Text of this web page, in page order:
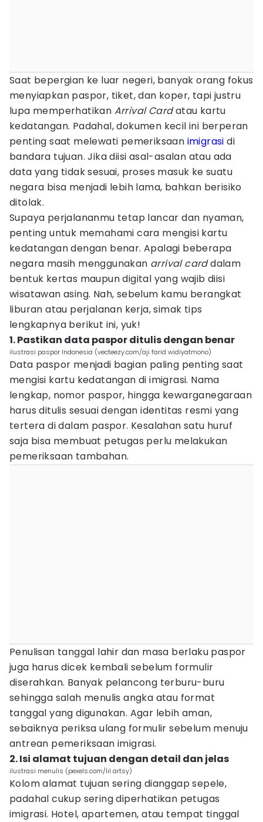
Saat bepergian ke luar negeri, banyak orang fokus
menyiapkan paspor, tiket, dan koper, tapi justru
lupa memperhatikan Arrival Cardatau kartu
kedatangan. Padahal, dokumen kecil ini berperan
penting saat melewati pemeriksaan imigrasi di
bandara tujuan. Jika diisi asal-asalan atau ada
data yang tidak sesuai, proses masuk ke suatu
negara bisa menjadi lebih lama, bahkan berisiko
ditolak.
Supaya perjalananmu tetap lancar dan nyaman,
penting untuk memahami cara mengisi kartu
kedatangan dengan benar. Apalagi beberapa
negara masih menggunakan arrival carddalam
bentuk kertas maupun digital yang wajib diisi
wisatawan asing. Nah, sebelum kamu berangkat
liburan atau perjalanan kerja, simak tips
lengkapnya berikut ini, yuk!
1. Pastikan data paspor ditulis dengan benar
ilustrasi paspor Indonesia (vecteezy.com/aji farid widiyatmono)
Data paspor menjadi bagian paling penting saat
mengisi kartu kedatangan di imigrasi. Nama
lengkap, nomor paspor, hingga kewarganegaraan
harus ditulis sesuai dengan identitas resmi yang
tertera di dalam paspor. Kesalahan satu huruf
saja bisa membuat petugas perlu melakukan
pemeriksaan tambahan.
Penulisan tanggal lahir dan masa berlaku paspor
juga harus dicek kembali sebelum formulir
diserahkan. Banyak pelancong terburu-buru
sehingga salah menulis angka atau format
tanggal yang digunakan. Agar lebih aman,
sebaiknya periksa ulang formulir sebelum menuju
antrean pemeriksaan imigrasi.
2. Isi alamat tujuan dengan detail dan jelas
ilustrasi menulis (pexels.com/lil artsy)
Kolom alamat tujuan sering dianggap sepele,
padahal cukup sering diperhatikan petugas
imigrasi. Hotel, apartemen, atau tempat tinggal